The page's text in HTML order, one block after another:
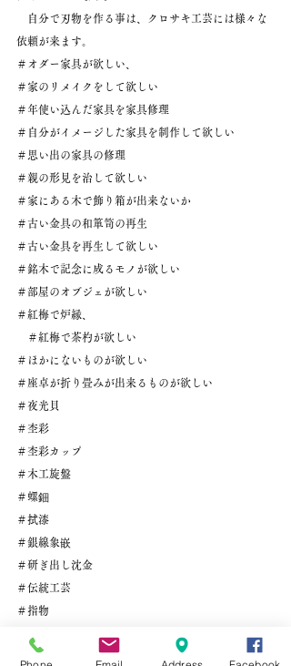
自分で刃物を作る事は、クロサキ工芸には様々な
依頼が来ます。
＃オダー家具が欲しい、
＃家のリメイクをして欲しい
＃年使い込んだ家具を家具修理
＃自分がイメージした家具を制作して欲しい
＃思い出の家具の修理
＃親の形見を治して欲しい
＃家にある木で飾り箱が出来ないか
＃古い金具の和箪笥の再生
＃古い金具を再生して欲しい
＃銘木で記念に成るモノが欲しい
＃部屋のオブジェが欲しい
＃紅梅で炉縁、
＃紅梅で茶杓が欲しい
＃ほかにないものが欲しい
＃座卓が折り畳みが出来るものが欲しい
＃夜光貝
＃杢彩
＃杢彩カップ
＃木工旋盤
＃螺鈿
＃拭漆
＃銀線象嵌
＃研ぎ出し沈金
＃伝統工芸
＃指物
＃女子木工